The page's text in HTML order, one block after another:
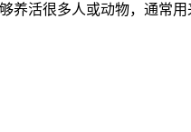
养活很多人或动物，通常用